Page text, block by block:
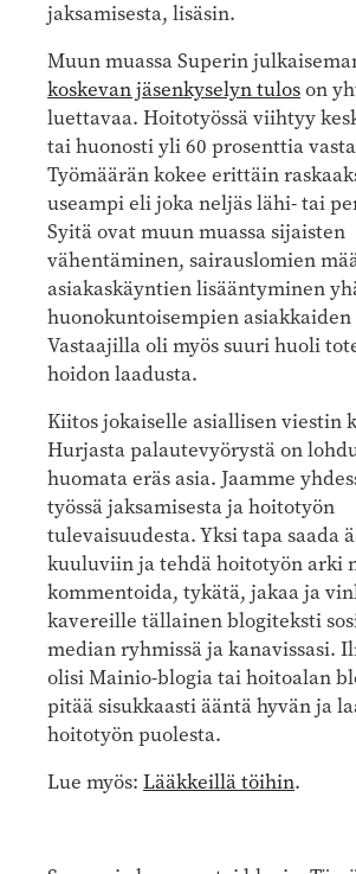
jaksamisesta, lisäsin.
Muun muassa Superin
koskevan jäsenkyselyn tuloson
luettavaa. Hoitotyössä viihtyy
tai huonosti yli 60 prosenttia
Työmäärän kokee erittäin
useampi eli joka neljäs lähi- tai
Syitä ovat muun muassa sijaisten
vähentäminen, sairauslomien
asiakaskäyntien lisääntyminen
huonokuntoisempien asiakkaiden
Vastaajilla oli myös suuri huoli
hoidon laadusta.
Kiitos jokaiselle asiallisen viestin
Hurjasta palautevyörystä on
huomata eräs asia. Jaamme
työssä jaksamisesta ja hoitotyön
tulevaisuudesta. Yksi tapa saada
kuuluviin ja tehdä hoitotyön arki
kommentoida, tykätä, jakaa ja
kavereille tällainen blogiteksti
median ryhmissä ja kanavissasi.
olisi Mainio-blogia tai hoitoalan
pitää sisukkaasti ääntä hyvän ja
hoitotyön puolesta.
Lue myös: Lääkkeillä töihin.